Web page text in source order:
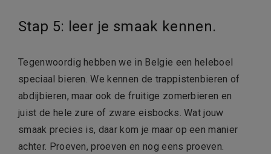
Stap 5: leer je smaak kennen.
Tegenwoordig hebben we in Belgie een heleboel
speciaal bieren. We kennen de trappistenbieren of
abdijbieren, maar ook de fruitige zomerbieren en
juist de hele zure of zware eisbocks. Wat jouw
smaak precies is, daar kom je maar op een manier
achter. Proeven, proeven en nog eens proeven.